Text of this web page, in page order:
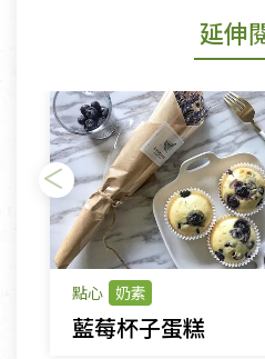
延伸
點心 奶素
藍莓杯子蛋糕